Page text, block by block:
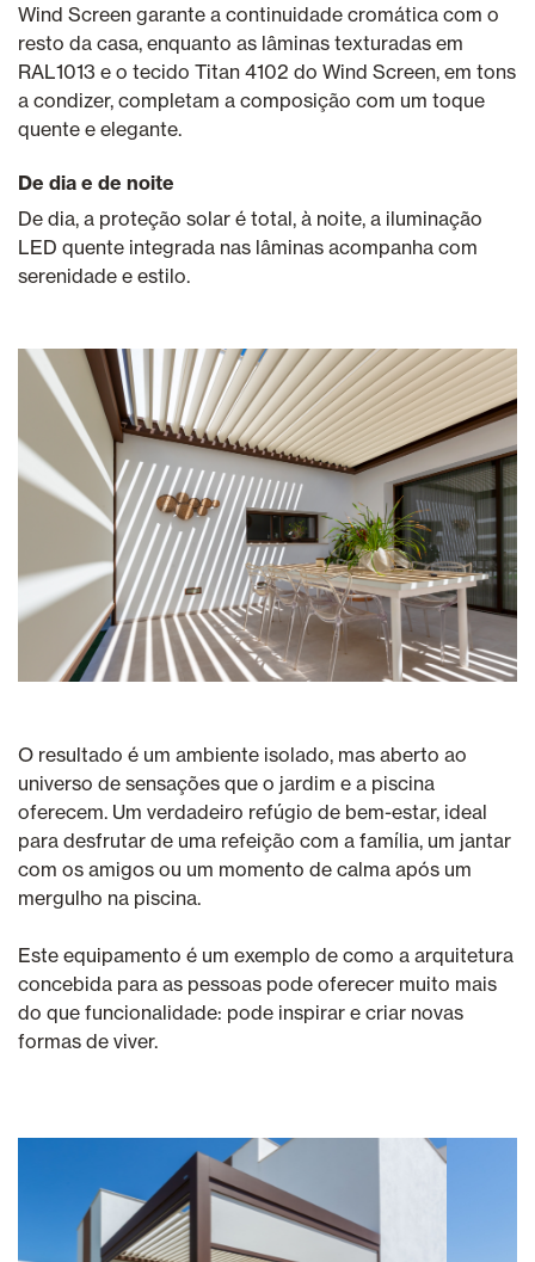
Wind Screen garante a continuidade cromática com o
resto da casa, enquanto as lâminas texturadas em
RAL1013 e o tecido Titan 4102 do Wind Screen, em tons
a condizer, completam a composição com um toque
quente e elegante.
De dia e de noite
De dia, a proteção solar é total, à noite, a iluminação
LED quente integrada nas lâminas acompanha com
serenidade e estilo.
O resultado é um ambiente isolado, mas aberto ao
universo de sensações que o jardim e a piscina
oferecem. Um verdadeiro refúgio de bem-estar, ideal
para desfrutar de uma refeição com a família, um jantar
com os amigos ou um momento de calma após um
mergulho na piscina.
Este equipamento é um exemplo de como a arquitetura
concebida para as pessoas pode oferecer muito mais
do que funcionalidade: pode inspirar e criar novas
formas de viver.